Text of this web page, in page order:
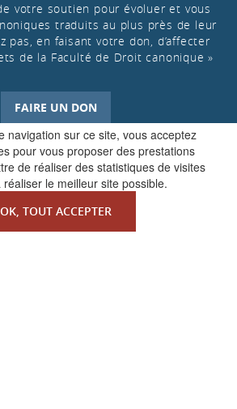
navigation sur ce site, vous acceptez
pour vous proposer des prestations
de réaliser des statistiques de visites
le meilleur site possible.
OK, TOUT ACCEPTER
votre soutien pour évoluer et vous
traduits au plus près de leur
pas, en faisant votre don, d’affecter
de la Faculté de Droit canonique »
FAIRE UN DON